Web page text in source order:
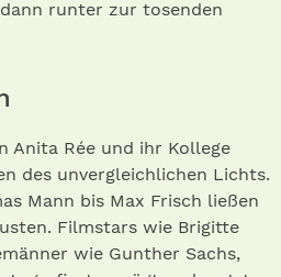
runter zur tosenden
Anita Rée und ihr Kollege
des unvergleichlichen Lichts.
Mann bis Max Frisch ließen
Filmstars wie Brigitte
wie Gunther Sachs,